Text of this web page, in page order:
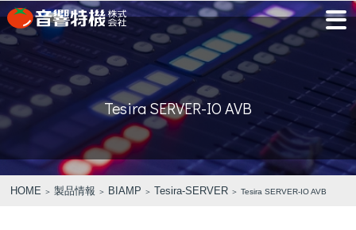
EN
PRODUCTS
製品情報
⾳響特機の特長
CONCEPT
⾳響特機の特長
特
機
特
モ
ル
ル
ム
PICK UP TRAINING
COMPANY
企業情報
概
要
営
所
社
沿
革
採
情
報
Tesira SERVER-IO AVB
HOME ＞製品情報 ＞ BIAMP ＞ Tesira-SERVER ＞ Tesira SERVER-IO AVB